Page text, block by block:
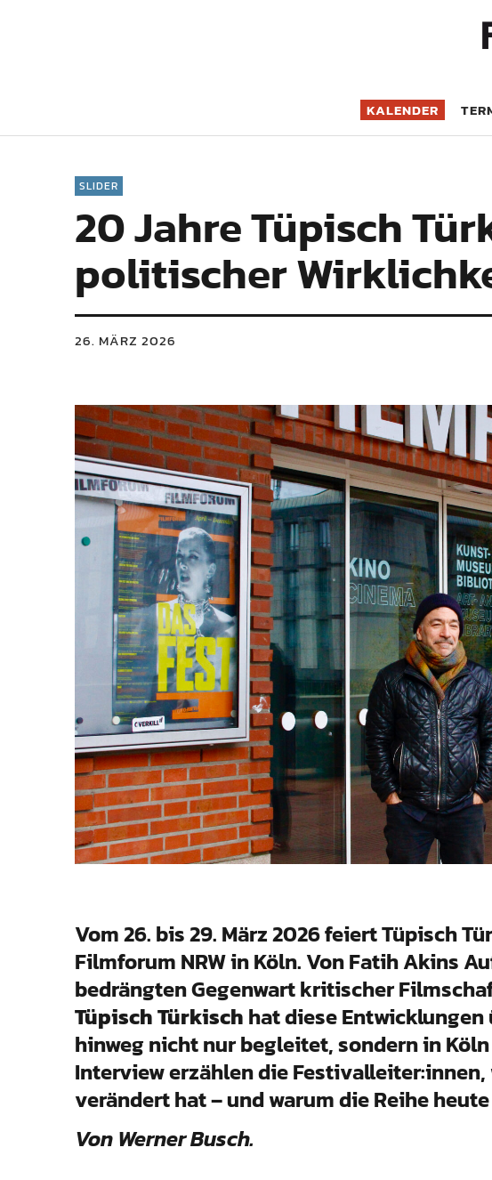
KALENDER
SLIDER
20 Jahre Tüpisch
politischer
26. MÄRZ 2026
Vom 26. bis 29. März 2026 feiert Tüpisch
Filmforum NRW in Köln. Von Fatih Akins
bedrängten Gegenwart kritischer
Tüpisch Türkisch hat diese
hinweg nicht nur begleitet, sondern in
Interview erzählen die Festivalleiter:innen,
verändert hat – und warum die Reihe
Von Werner Busch.